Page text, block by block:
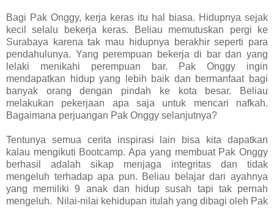
Bagi Pak Onggy, kerja keras itu hal biasa. Hidupnya sejak
kecil selalu bekerja keras. Beliau memutuskan pergi ke
Surabaya karena tak mau hidupnya berakhir seperti para
pendahulunya. Yang perempuan bekerja di bar dan yang
lelaki menikahi perempuan bar. Pak Onggy ingin
mendapatkan hidup yang lebih baik dan bermanfaat bagi
banyak orang dengan pindah ke kota besar. Beliau
melakukan pekerjaan apa saja untuk mencari nafkah.
Bagaimana perjuangan Pak Onggy selanjutnya?
Tentunya semua cerita inspirasi lain bisa kita dapatkan
kalau mengikuti Bootcamp. Apa yang membuat Pak Onggy
berhasil adalah sikap menjaga integritas dan tidak
mengeluh terhadap apa pun. Beliau belajar dari ayahnya
yang memiliki 9 anak dan hidup susah tapi tak pernah
mengeluh. Nilai-nilai kehidupan itulah yang dibagi oleh Pak